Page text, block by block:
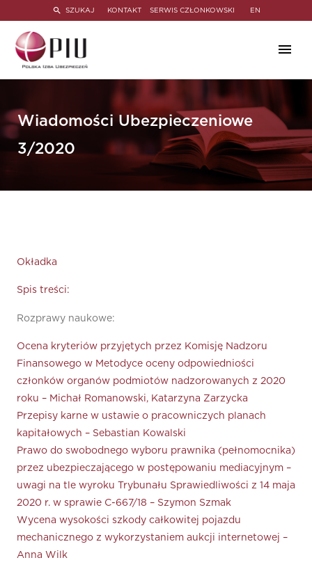
SZUKAJ KONTAKT SERWIS CZŁONKOWSKI EN
Wiadomości Ubezpieczeniowe
3/2020
Okładka
Spis treści:
Rozprawy naukowe:
Ocena kryteriów przyjętych przez Komisję Nadzoru
Finansowego w Metodyce oceny odpowiedniości
członków organów podmiotów nadzorowanych z 2020
roku – Michał Romanowski, Katarzyna Zarzycka
Przepisy karne w ustawie o pracowniczych planach
kapitałowych – Sebastian Kowalski
Prawo do swobodnego wyboru prawnika (pełnomocnika)
przez ubezpieczającego w postępowaniu mediacyjnym –
uwagi na tle wyroku Trybunału Sprawiedliwości z 14 maja
2020 r. w sprawie C-667/18 – Szymon Szmak
Wycena wysokości szkody całkowitej pojazdu
mechanicznego z wykorzystaniem aukcji internetowej –
Anna Wilk